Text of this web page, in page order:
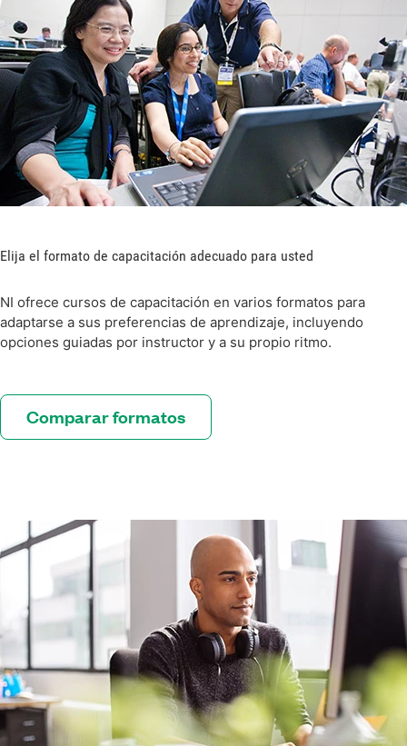
Elija el formato de capacitación adecuado para usted
NI ofrece cursos de capacitación en varios formatos para
adaptarse a sus preferencias de aprendizaje, incluyendo
opciones guiadas por instructor y a su propio ritmo.
Comparar formatos